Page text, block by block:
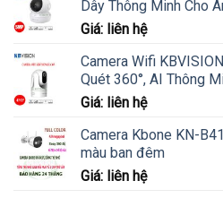
Dây Thông Minh Cho
Giá: liên hệ
Camera Wifi
Quét 360°, AI Thông
Giá: liên hệ
Camera Kbone KN-
màu ban đêm
Giá: liên hệ